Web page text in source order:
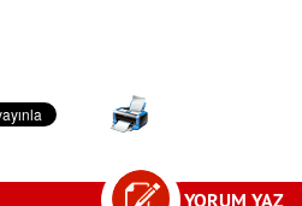
YORUM YAZ